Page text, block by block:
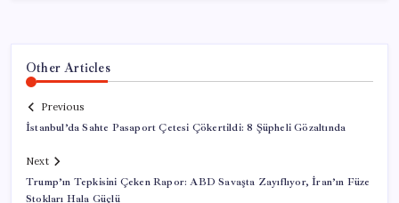
Other Articles
Previous
İstanbul’da Sahte Pasaport Çetesi Çökertildi: 8 Şüpheli Gözaltında
Next
Trump’ın Tepkisini Çeken Rapor: ABD Savaşta Zayıflıyor, İran’ın Füze
Stokları Hala Güçlü